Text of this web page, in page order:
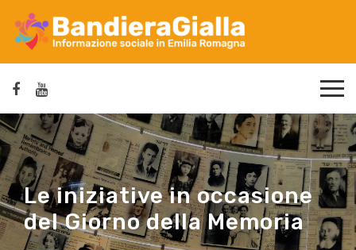
Le iniziative in occasione
del Giorno della Memoria